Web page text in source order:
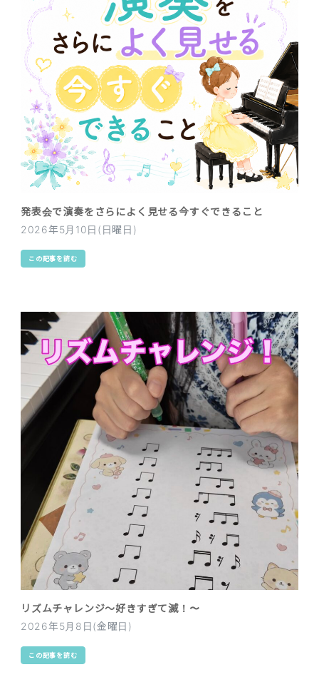
発表会で演奏をさらによく見せる今すぐできること
2026年5月10日(日曜日)
この記事を読む
リズムチャレンジ〜好きすぎて滅！〜
2026年5月8日(金曜日)
この記事を読む